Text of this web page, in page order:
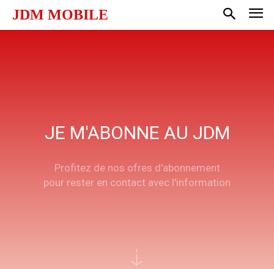
JDM MOBILE
JE M'ABONNE AU JDM
Profitez de nos ofres d'abonnement
pour rester en contact avec l'information